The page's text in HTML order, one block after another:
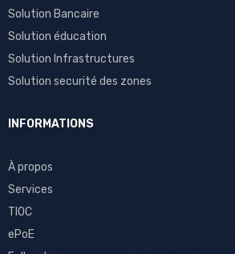
Solution Bancaire
Solution éducation
Solution Infrastructures
Solution securité des zones
INFORMATIONS
À propos
Services
TIOC
ePoE